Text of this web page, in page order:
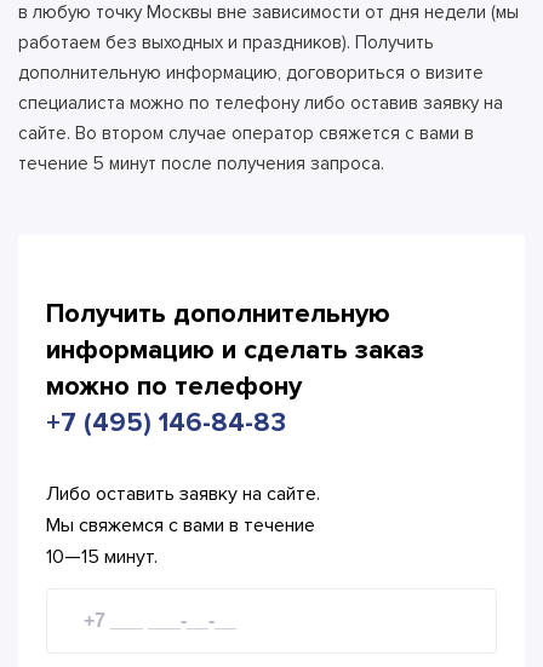
в любую точку Москвы вне зависимости от дня недели (мы
работаем без выходных и праздников). Получить
дополнительную информацию, договориться о визите
специалиста можно по телефону либо оставив заявку на
сайте. Во втором случае оператор свяжется с вами в
течение 5 минут после получения запроса.
Получить дополнительную
информацию и сделать заказ
можно по телефону
+7 (495) 146-84-83
Либо оставить заявку на сайте.
Мы свяжемся с вами в течение
10—15 минут.